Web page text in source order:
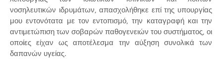
νοσηλευτικών ιδρυμάτων, απασχολήθηκε επί της υπουργίας
μου εντονότατα με τον εντοπισμό, την καταγραφή και την
αντιμετώπιση των σοβαρών παθογενειών του συστήματος, οι
οποίες είχαν ως αποτέλεσμα την αύξηση συνολικά των
δαπανών υγείας.